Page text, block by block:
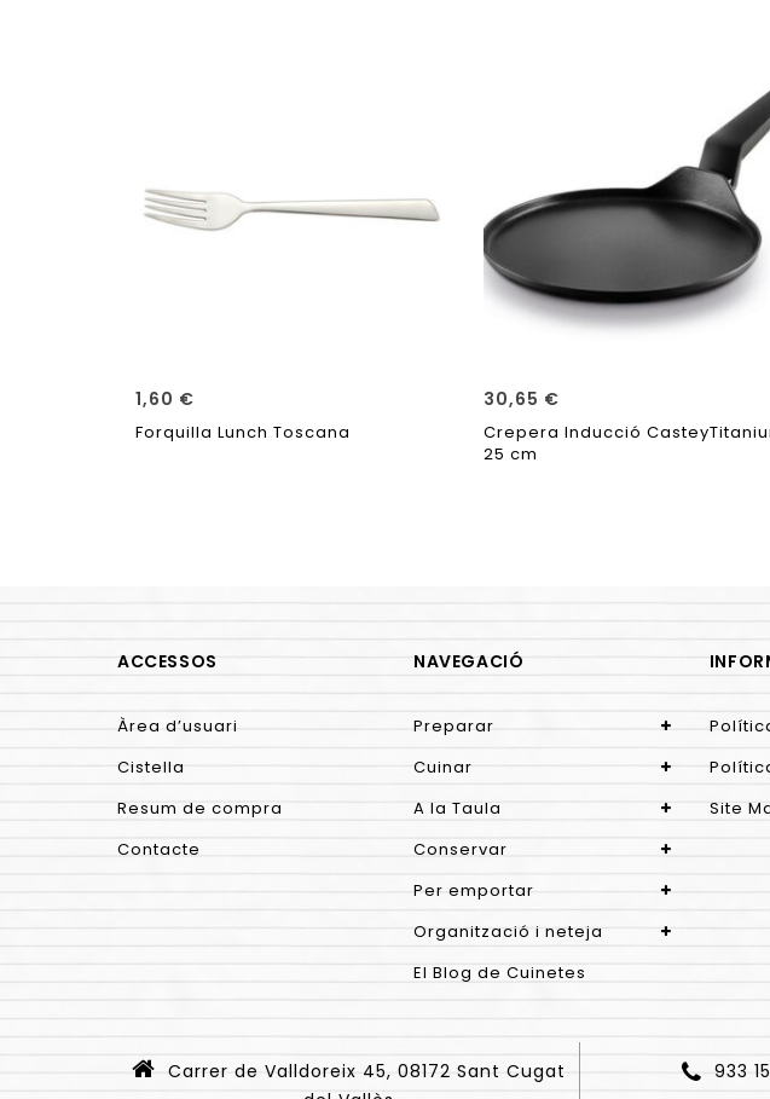
1,60 €
Forquilla Lunch Toscana
30,65 €
Crepera Inducció
25 cm
ACCESSOS
Àrea d’usuari
Cistella
Resum de compra
Contacte
NAVEGACIÓ
Preparar
Cuinar
A la Taula
Conservar
Per emportar
Organització i neteja
El Blog de Cuinetes
Site
Carrer de Valldoreix 45, 08172 Sant Cugat
933